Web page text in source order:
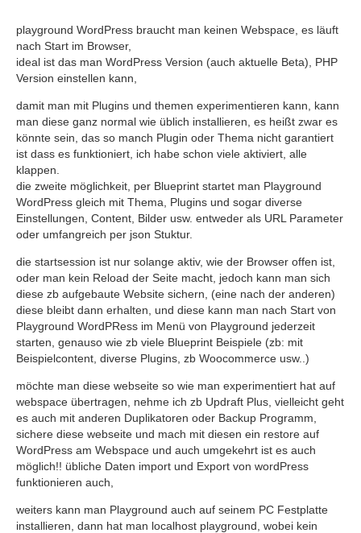
playground WordPress braucht man keinen Webspace, es läuft
nach Start im Browser,
ideal ist das man WordPress Version (auch aktuelle Beta), PHP
Version einstellen kann,
damit man mit Plugins und themen experimentieren kann, kann
man diese ganz normal wie üblich installieren, es heißt zwar es
könnte sein, das so manch Plugin oder Thema nicht garantiert
ist dass es funktioniert, ich habe schon viele aktiviert, alle
klappen.
die zweite möglichkeit, per Blueprint startet man Playground
WordPress gleich mit Thema, Plugins und sogar diverse
Einstellungen, Content, Bilder usw. entweder als URL Parameter
oder umfangreich per json Stuktur.
die startsession ist nur solange aktiv, wie der Browser offen ist,
oder man kein Reload der Seite macht, jedoch kann man sich
diese zb aufgebaute Website sichern, (eine nach der anderen)
diese bleibt dann erhalten, und diese kann man nach Start von
Playground WordPRess im Menü von Playground jederzeit
starten, genauso wie zb viele Blueprint Beispiele (zb: mit
Beispielcontent, diverse Plugins, zb Woocommerce usw..)
möchte man diese webseite so wie man experimentiert hat auf
webspace übertragen, nehme ich zb Updraft Plus, vielleicht geht
es auch mit anderen Duplikatoren oder Backup Programm,
sichere diese webseite und mach mit diesen ein restore auf
WordPress am Webspace und auch umgekehrt ist es auch
möglich!! übliche Daten import und Export von wordPress
funktionieren auch,
weiters kann man Playground auch auf seinem PC Festplatte
installieren, dann hat man localhost playground, wobei kein